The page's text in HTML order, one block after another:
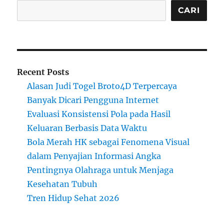
CARI
Recent Posts
Alasan Judi Togel Broto4D Terpercaya
Banyak Dicari Pengguna Internet
Evaluasi Konsistensi Pola pada Hasil
Keluaran Berbasis Data Waktu
Bola Merah HK sebagai Fenomena Visual
dalam Penyajian Informasi Angka
Pentingnya Olahraga untuk Menjaga
Kesehatan Tubuh
Tren Hidup Sehat 2026